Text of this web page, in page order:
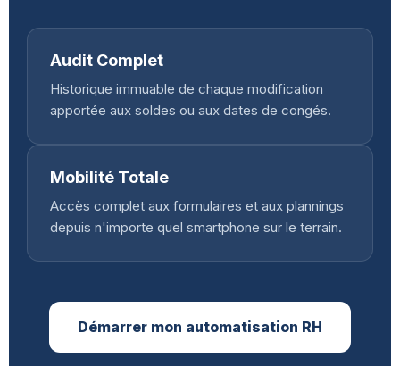
Audit Complet
Historique immuable de chaque modification
apportée aux soldes ou aux dates de congés.
Mobilité Totale
Accès complet aux formulaires et aux plannings
depuis n'importe quel smartphone sur le terrain.
Démarrer mon automatisation RH